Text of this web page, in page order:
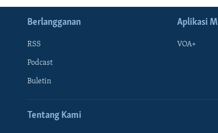
Berlangganan
RSS
Podcast
Buletin
Aplikasi
VOA+
Tentang Kami